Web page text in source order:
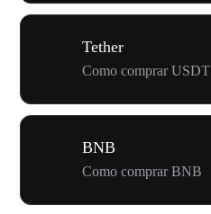
Tether
Como comprar USDT
BNB
Como comprar BNB